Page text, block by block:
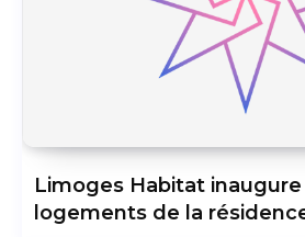
Limoges Habitat
logements de la